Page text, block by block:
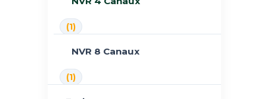
(1)
NVR 8 Canaux
(1)